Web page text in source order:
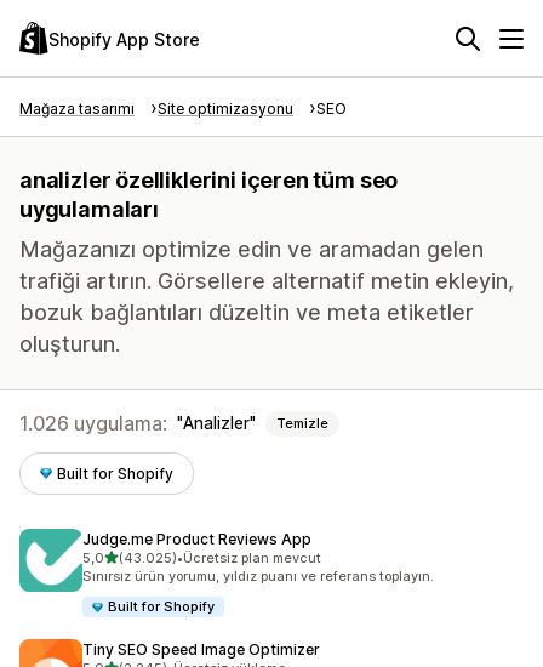
Shopify App Store
Mağaza tasarımı Site optimizasyonu SEO
analizler özelliklerini içeren tüm seo
uygulamaları
Mağazanızı optimize edin ve aramadan gelen
trafiği artırın. Görsellere alternatif metin ekleyin,
bozuk bağlantıları düzeltin ve meta etiketler
oluşturun.
1.026 uygulama: Analizler Temizle
Built for Shopify
Judge.me Product Reviews App
5,05 yıldız üzerinden
(43.025)
toplam 43025 değerlendirme
•Ücretsiz plan mevcut
Sınırsız ürün yorumu, yıldız puanı ve referans toplayın.
Built for Shopify
Tiny SEO Speed Image Optimizer